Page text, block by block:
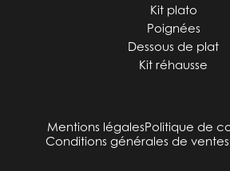
Kit plato
Poignées
Dessous de plat
Kit réhausse
Mentions légalesPolitique de
Conditions générales de ventes